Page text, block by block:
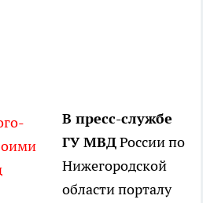
В пресс-службе
ГУ МВДРоссии по
Нижегородской
области порталу